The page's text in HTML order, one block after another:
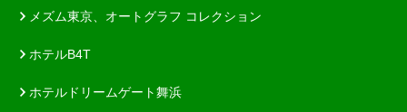
メズム東京、オートグラフ コレクション
ホテルB4T
ホテルドリームゲート舞浜